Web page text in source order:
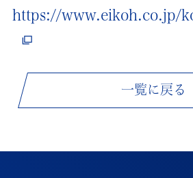
https://www.eikoh.co.jp/
一覧に戻る